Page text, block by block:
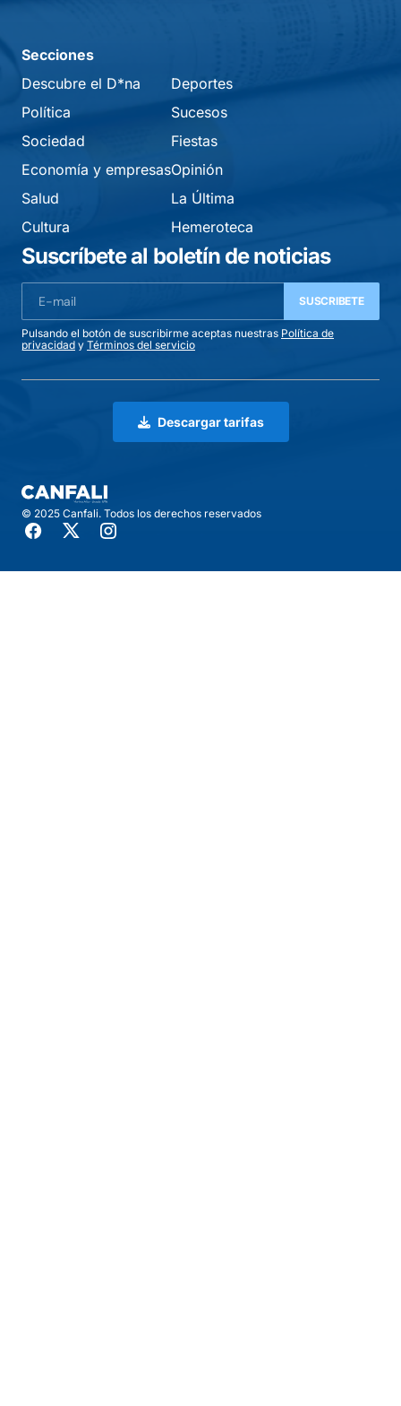
Secciones
Descubre el D*na
Política
Sociedad
Economía y empresas
Salud
Cultura
Deportes
Sucesos
Fiestas
Opinión
La Última
Hemeroteca
Suscríbete al boletín de noticias
SUSCRIBETE
Pulsando el botón de suscribirme aceptas nuestras Política de
privacidad y Términos del servicio
Descargar tarifas
© 2025 Canfali. Todos los derechos reservados